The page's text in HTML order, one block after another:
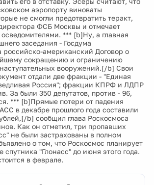
аэропорту виноваты
не смогли предотвратить теракт,
ФСБ Москвы и отмечает
*** [b]Ну, а главная
заседания - Госдума
российско-американский Договор о
сокращению и ограничению
вооружений.[/b] Свои
отдали две фракции - "Единая
Россия"; фракции КПРФ и ЛДПР
За были 350 депутатов, против - 96,
*** [b]Прямые потери от падения
в декабре прошлого года составили
b] сообщил глава Роскосмоса
Как он отметил, три пропавших
не были застрахованы в полном
о том, что Роскосмос планирует
спутника "Глонасс" до июня этого года.
в феврале.